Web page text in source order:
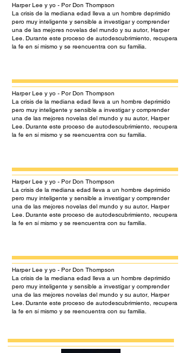
Harper Lee y yo - Por Don Thompson
La crisis de la mediana edad lleva a un hombre deprimido
pero muy inteligente y sensible a investigar y comprender
una de las mejores novelas del mundo y su autor, Harper
Lee. Durante este proceso de autodescubrimiento, recupera
la fe en sí mismo y se reencuentra con su familia.
Harper Lee y yo - Por Don Thompson
La crisis de la mediana edad lleva a un hombre deprimido
pero muy inteligente y sensible a investigar y comprender
una de las mejores novelas del mundo y su autor, Harper
Lee. Durante este proceso de autodescubrimiento, recupera
la fe en sí mismo y se reencuentra con su familia.
Harper Lee y yo - Por Don Thompson
La crisis de la mediana edad lleva a un hombre deprimido
pero muy inteligente y sensible a investigar y comprender
una de las mejores novelas del mundo y su autor, Harper
Lee. Durante este proceso de autodescubrimiento, recupera
la fe en sí mismo y se reencuentra con su familia.
Harper Lee y yo - Por Don Thompson
La crisis de la mediana edad lleva a un hombre deprimido
pero muy inteligente y sensible a investigar y comprender
una de las mejores novelas del mundo y su autor, Harper
Lee. Durante este proceso de autodescubrimiento, recupera
la fe en sí mismo y se reencuentra con su familia.